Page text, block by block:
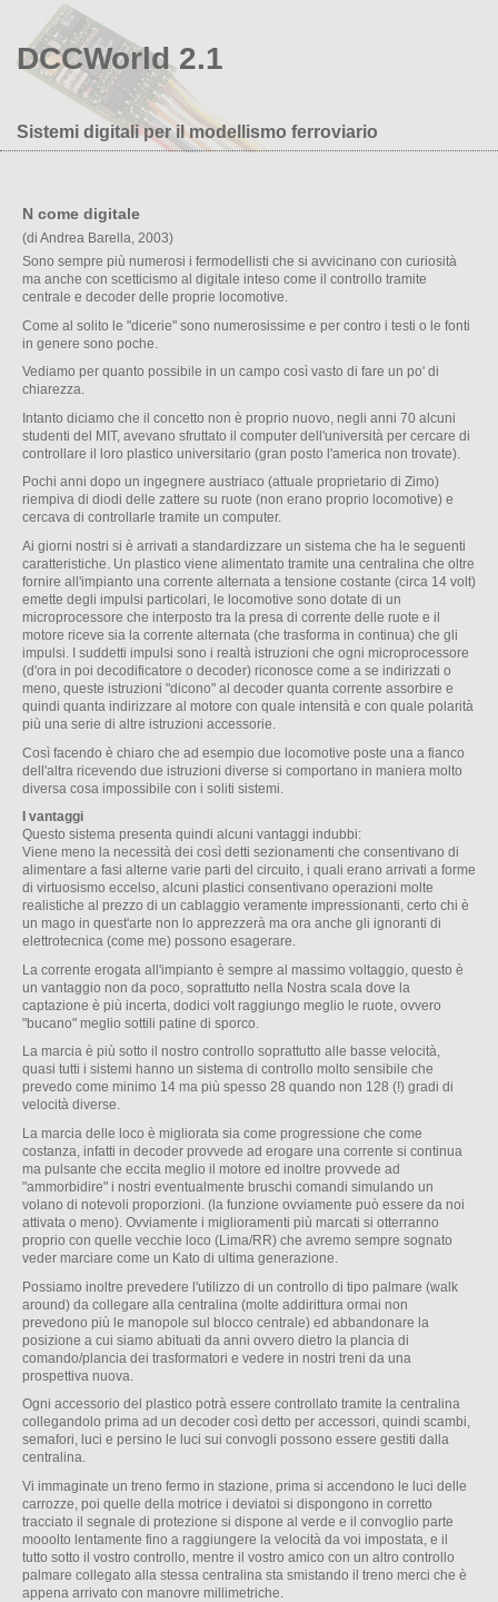
DCCWorld 2.1
Sistemi digitali per il modellismo ferroviario
N come digitale
(di Andrea Barella, 2003)
Sono sempre più numerosi i fermodellisti che si avvicinano con curiosità
ma anche con scetticismo al digitale inteso come il controllo tramite
centrale e decoder delle proprie locomotive.
Come al solito le "dicerie" sono numerosissime e per contro i testi o le fonti
in genere sono poche.
Vediamo per quanto possibile in un campo così vasto di fare un po' di
chiarezza.
Intanto diciamo che il concetto non è proprio nuovo, negli anni 70 alcuni
studenti del MIT, avevano sfruttato il computer dell'università per cercare di
controllare il loro plastico universitario (gran posto l'america non trovate).
Pochi anni dopo un ingegnere austriaco (attuale proprietario di Zimo)
riempiva di diodi delle zattere su ruote (non erano proprio locomotive) e
cercava di controllarle tramite un computer.
Ai giorni nostri si è arrivati a standardizzare un sistema che ha le seguenti
caratteristiche. Un plastico viene alimentato tramite una centralina che oltre
fornire all'impianto una corrente alternata a tensione costante (circa 14 volt)
emette degli impulsi particolari, le locomotive sono dotate di un
microprocessore che interposto tra la presa di corrente delle ruote e il
motore riceve sia la corrente alternata (che trasforma in continua) che gli
impulsi. I suddetti impulsi sono i realtà istruzioni che ogni microprocessore
(d'ora in poi decodificatore o decoder) riconosce come a se indirizzati o
meno, queste istruzioni "dicono" al decoder quanta corrente assorbire e
quindi quanta indirizzare al motore con quale intensità e con quale polarità
più una serie di altre istruzioni accessorie.
Così facendo è chiaro che ad esempio due locomotive poste una a fianco
dell'altra ricevendo due istruzioni diverse si comportano in maniera molto
diversa cosa impossibile con i soliti sistemi.
I vantaggi
Questo sistema presenta quindi alcuni vantaggi indubbi:
Viene meno la necessità dei così detti sezionamenti che consentivano di
alimentare a fasi alterne varie parti del circuito, i quali erano arrivati a forme
di virtuosismo eccelso, alcuni plastici consentivano operazioni molte
realistiche al prezzo di un cablaggio veramente impressionanti, certo chi è
un mago in quest'arte non lo apprezzerà ma ora anche gli ignoranti di
elettrotecnica (come me) possono esagerare.
La corrente erogata all'impianto è sempre al massimo voltaggio, questo è
un vantaggio non da poco, soprattutto nella Nostra scala dove la
captazione è più incerta, dodici volt raggiungo meglio le ruote, ovvero
"bucano" meglio sottili patine di sporco.
La marcia è più sotto il nostro controllo soprattutto alle basse velocità,
quasi tutti i sistemi hanno un sistema di controllo molto sensibile che
prevedo come minimo 14 ma più spesso 28 quando non 128 (!) gradi di
velocità diverse.
La marcia delle loco è migliorata sia come progressione che come
costanza, infatti in decoder provvede ad erogare una corrente si continua
ma pulsante che eccita meglio il motore ed inoltre provvede ad
"ammorbidire" i nostri eventualmente bruschi comandi simulando un
volano di notevoli proporzioni. (la funzione ovviamente può essere da noi
attivata o meno). Ovviamente i miglioramenti più marcati si otterranno
proprio con quelle vecchie loco (Lima/RR) che avremo sempre sognato
veder marciare come un Kato di ultima generazione.
Possiamo inoltre prevedere l'utilizzo di un controllo di tipo palmare (walk
around) da collegare alla centralina (molte addirittura ormai non
prevedono più le manopole sul blocco centrale) ed abbandonare la
posizione a cui siamo abituati da anni ovvero dietro la plancia di
comando/plancia dei trasformatori e vedere in nostri treni da una
prospettiva nuova.
Ogni accessorio del plastico potrà essere controllato tramite la centralina
collegandolo prima ad un decoder così detto per accessori, quindi scambi,
semafori, luci e persino le luci sui convogli possono essere gestiti dalla
centralina.
Vi immaginate un treno fermo in stazione, prima si accendono le luci delle
carrozze, poi quelle della motrice i deviatoi si dispongono in corretto
tracciato il segnale di protezione si dispone al verde e il convoglio parte
mooolto lentamente fino a raggiungere la velocità da voi impostata, e il
tutto sotto il vostro controllo, mentre il vostro amico con un altro controllo
palmare collegato alla stessa centralina sta smistando il treno merci che è
appena arrivato con manovre millimetriche.